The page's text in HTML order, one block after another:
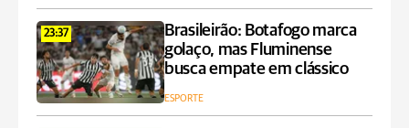
23:37
Brasileirão: Botafogo marca
golaço, mas Fluminense
busca empate em clássico
ESPORTE